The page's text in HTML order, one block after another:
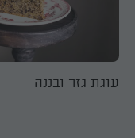
עוגת גזר ובננה